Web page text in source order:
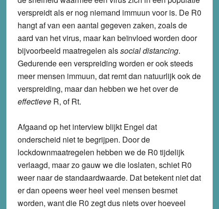
verspreidt als er nog niemand immuun voor is. De R0
hangt af van een aantal gegeven zaken, zoals de
aard van het virus, maar kan beïnvloed worden door
bijvoorbeeld maatregelen alssocial distancing.
Gedurende een verspreiding worden er ook steeds
meer mensen immuun, dat remt dan natuurlijk ook de
verspreiding, maar dan hebben we het over de
effectieveR, of Rt.
Afgaand op het interview blijkt Engel dat
onderscheid niet te begrijpen. Door de
lockdownmaatregelen hebben we de R0 tijdelijk
verlaagd, maar zo gauw we die loslaten, schiet R0
weer naar de standaardwaarde. Dat betekent niet dat
er dan opeens weer heel veel mensen besmet
worden, want die R0 zegt dus niets over hoeveel